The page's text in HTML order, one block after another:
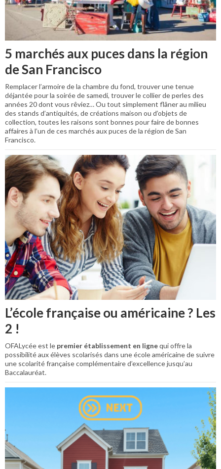
5 marchés aux puces dans la région
de San Francisco
Remplacer l’armoire de la chambre du fond, trouver une tenue
déjantée pour la soirée de samedi, trouver le collier de perles des
années 20 dont vous rêviez… Ou tout simplement flâner au milieu
des stands d’antiquités, de créations maison ou d’objets de
collection, toutes les raisons sont bonnes pour faire de bonnes
affaires à l’un de ces marchés aux puces de la région de San
Francisco.
L’école française ou américaine ? Les
2 !
OFALycée est le premier établissement en lignequi offre la
possibilité aux élèves scolarisés dans une école américaine de suivre
une scolarité française complémentaire d’excellence jusqu’au
Baccalauréat.